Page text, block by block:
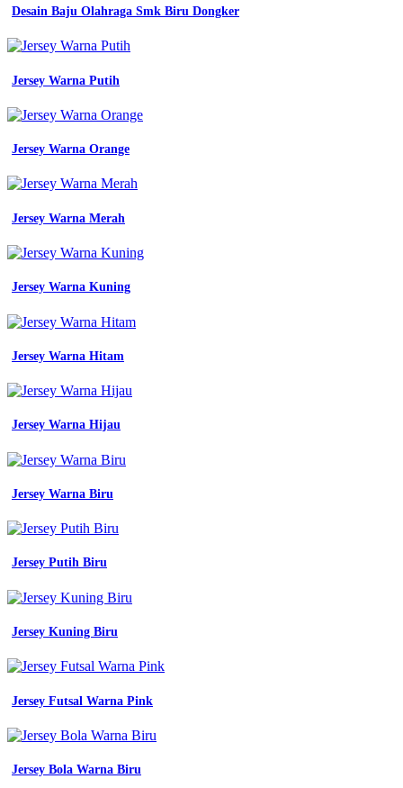
jenis
biru
90
terpopuler
jenis
warna
pada
jeans
campuran
93
jenis
biru
jeans
campuran
warna
warna
denim
seperti
Baju
Wanita
karakter
paduannya
cocok
mc
10
macam
macam
warna
yang
dalam
cek
Desain Baju Olahraga Smk Biru Dongker
Jersey Warna Putih
Jersey Warna Orange
Jersey Warna Merah
Jersey Warna Kuning
Jersey Warna Hitam
Jersey Warna Hijau
Jersey Warna Biru
Jersey Putih Biru
Jersey Kuning Biru
Jersey Futsal Warna Pink
Jersey Bola Warna Biru